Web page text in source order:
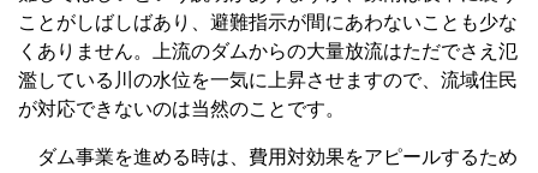
ことがしばしばあり、避難指示が間にあわないことも少な
くありません。上流のダムからの大量放流はただでさえ氾
濫している川の水位を一気に上昇させますので、流域住民
が対応できないのは当然のことです。
ダム事業を進める時は、費用対効果をアピールするため